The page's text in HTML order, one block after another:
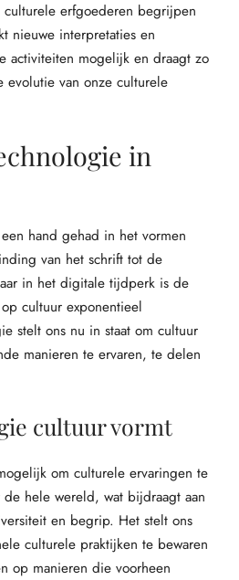
culturele erfgoederen begrijpen
nieuwe interpretaties en
activiteiten mogelijk en draagt zo
evolutie van onze culturele
in
hand gehad in het vormen
van het schrift tot de
in het digitale tijdperk is de
cultuur exponentieel
stelt ons nu in staat om cultuur
manieren te ervaren, te delen
cultuur vormt
om culturele ervaringen te
hele wereld, wat bijdraagt aan
en begrip. Het stelt ons
culturele praktijken te bewaren
op manieren die voorheen